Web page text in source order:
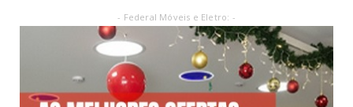
- Federal Móveis e Eletro: -